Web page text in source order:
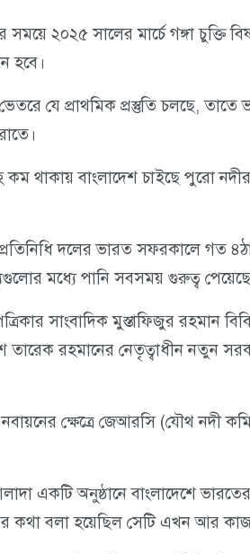
সময়ে ২০২৫ সালের মার্চে গঙ্গা
হবে।
যে প্রাথমিক প্রস্তুতি চলছে, তাতে
কম থাকায় বাংলাদেশ চাইছে পুরো নদীর
দলের ভারত সফরকালে গত ৪ঠা
মধ্যে পানি সবসময় গুরুত্ব
সাংবাদিক মুস্তাফিজুর রহমান
তারেক রহমানের নেতৃত্বাধীন নতুন
নবায়নের ক্ষেত্রে জেআরসি (যৌথ
একটি অনুষ্ঠানে বাংলাদেশে
কথা বলা হয়েছিল সেটি এখন আর